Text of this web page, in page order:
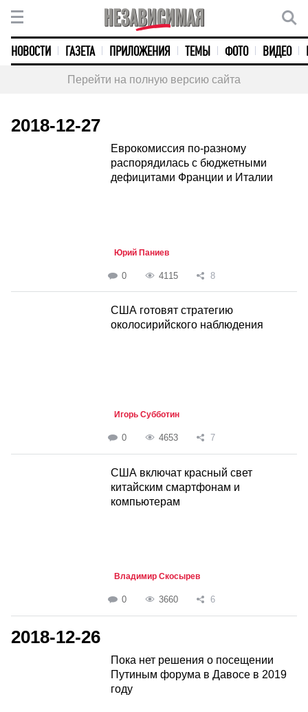
НОВОСТИ ГАЗЕТА ПРИЛОЖЕНИЯ ТЕМЫ ФОТО ВИДЕО
Перейти на полную версию сайта
2018-12-27
Еврокомиссия по-разному
распорядилась с бюджетными
дефицитами Франции и Италии
Юрий Паниев
0 4115 8
США готовят стратегию
околосирийского наблюдения
Игорь Субботин
0 4653 7
CША включат красный свет
китайским смартфонам и
компьютерам
Владимир Скосырев
0 3660 6
2018-12-26
Пока нет решения о посещении
Путиным форума в Давосе в 2019
году